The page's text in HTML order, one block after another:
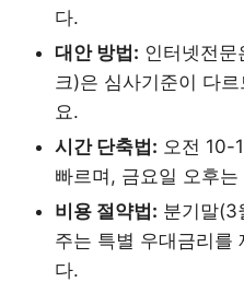
다.
대안 방법: 인터넷전
크)은 심사기준이 다
요.
시간 단축법: 오전 10-
빠르며, 금요일 오후
비용 절약법: 분기말(3
주는 특별 우대금리를
다.